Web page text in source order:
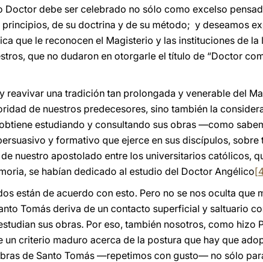
Doctor debe ser celebrado no sólo como excelso
de su doctrina y de su método; y deseamos
que le reconocen el Magisterio y las instituciones de la
que no dudaron en otorgarle el título de “Doctor
reavivar una tradición tan prolongada y venerable del
de nuestros predecesores, sino también la
estudiando y consultando sus obras —como
y formativo que ejerce en sus discípulos, sobre
nuestro apostolado entre los universitarios católicos,
se habían dedicado al estudio del Doctor Angélico
están de acuerdo con esto. Pero no se nos oculta que
Tomás deriva de un contacto superficial y saltuario
sus obras. Por eso, también nosotros, como hizo
criterio maduro acerca de la postura que hay que
de Santo Tomás —repetimos con gusto— no sólo